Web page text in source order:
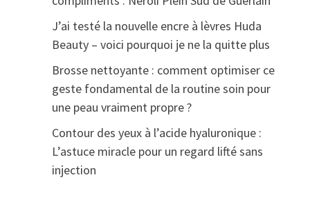
J’ai testé la nouvelle encre à lèvres Huda
Beauty – voici pourquoi je ne la quitte plus
Brosse nettoyante : comment optimiser ce
geste fondamental de la routine soin pour
une peau vraiment propre ?
Contour des yeux à l’acide hyaluronique :
L’astuce miracle pour un regard lifté sans
injection